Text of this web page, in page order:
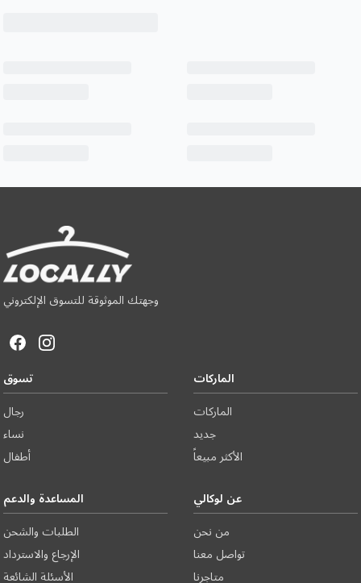
وجهتك الموثوقة للتسوق الإلكتروني
تسوق
رجال
نساء
أطفال
الماركات
الماركات
جديد
الأكثر مبيعاً
المساعدة والدعم
الطلبات والشحن
الإرجاع والاسترداد
الأسئلة الشائعة
عن لوكالي
من نحن
تواصل معنا
متاجرنا